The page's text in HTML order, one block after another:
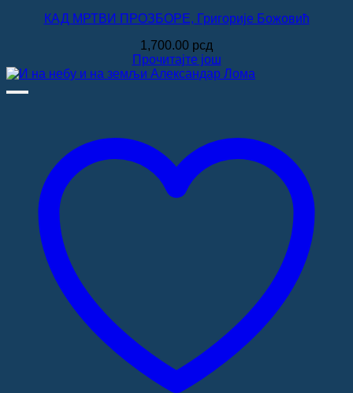
КАД МРТВИ ПРОЗБОРЕ, Григорије Божовић
1,700.00 рсд
Прочитајте још